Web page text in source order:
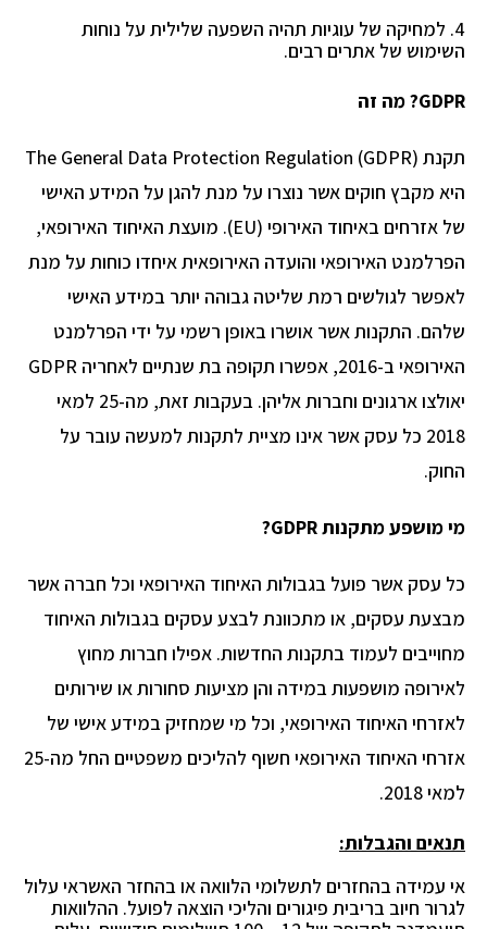
4. למחיקה של עוגיות תהיה השפעה שלילית על נוחות
השימוש של אתרים רבים.
GDPR? מה זה
תקנת The General Data Protection Regulation (GDPR)
היא מקבץ חוקים אשר נוצרו על מנת להגן על המידע האישי
של אזרחים באיחוד האירופי (EU). מועצת האיחוד האירופאי,
הפרלמנט האירופאי והועדה האירופאית איחדו כוחות על מנת
לאפשר לגולשים רמת שליטה גבוהה יותר במידע האישי
שלהם. התקנות אשר אושרו באופן רשמי על ידי הפרלמנט
האירופאי ב-2016, אפשרו תקופה בת שנתיים לאחריה
GDPR
יאולצו ארגונים וחברות אליהן. בעקבות זאת, מה-25 למאי
2018 כל עסק אשר אינו מציית לתקנות
למעשה עובר על
החוק.
מי מושפע מתקנות GDPR?
כל עסק אשר פועל בגבולות האיחוד האירופאי וכל חברה אשר
מבצעת עסקים, או מתכוונת לבצע עסקים בגבולות האיחוד
מחוייבים לעמוד בתקנות החדשות. אפילו חברות מחוץ
לאירופה מושפעות במידה והן מציעות סחורות או שירותים
לאזרחי האיחוד האירופאי, וכל מי שמחזיק במידע אישי של
אזרחי האיחוד האירופאי חשוף להליכים משפטיים החל מה-25
למאי 2018.
תנאים והגבלות:
אי עמידה בהחזרים לתשלומי הלוואה או בהחזר האשראי עלול
לגרור חיוב בריבית פיגורים והליכי הוצאה לפועל. ההלוואות